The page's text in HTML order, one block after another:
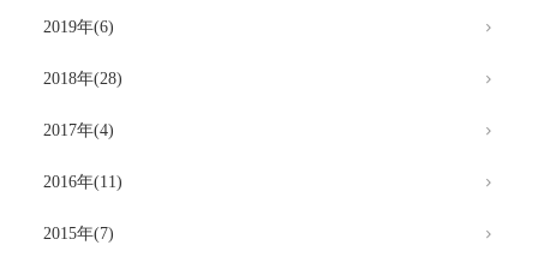
2019年(6)
2018年(28)
2017年(4)
2016年(11)
2015年(7)